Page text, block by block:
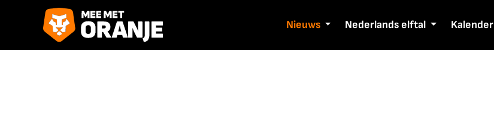
Nieuws Nederlands elftal Kalender